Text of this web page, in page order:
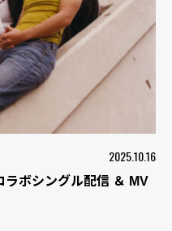
2025.10.16
ボシングル配信 ＆ MV